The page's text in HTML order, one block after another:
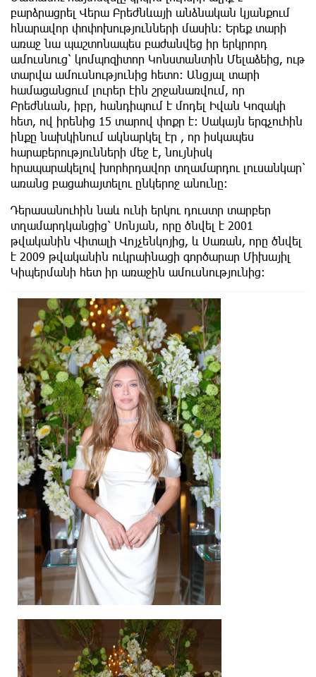
բարձրացրել Վերա Բրեժնևայի անձնական կյանքում
հնարավոր փոփոխությունների մասին: Երեք տարի
առաջ նա պաշտոնապես բաժանվեց իր երկրորդ
ամուսնուց՝ կոմպոզիտոր Կոնստանտին Մելաձեից, ութ
տարվա ամուսնությունից հետո: Անցյալ տարի
համացանցում լուրեր էին շրջանառվում, որ
Բրեժնևան, իբր, հանդիպում է մոդել Իվան Կոզակի
հետ, ով իրենից 15 տարով փոքր է: Սակայն երգչուհին
ինքը նախկինում ակնարկել էր , որ իսկապես
հարաբերությունների մեջ է, նույնիսկ
հրապարակելով խորհրդավոր տղամարդու լուսանկար՝
առանց բացահայտելու ընկերոջ անունը:
Դերասանուհին նաև ունի երկու դուստր տարբեր
տղամարդկանցից՝ Սոնյան, որը ծնվել է 2001
թվականին Վիտալի Վոյչենկոյից, և Սառան, որը ծնվել
է 2009 թվականին ուկրաինացի գործարար Միխայիլ
Կիպերմանի հետ իր առաջին ամուսնությունից։